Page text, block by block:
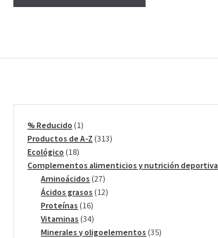
% Reducido 11
producto
Productos de A-Z 313313
Ecológico 1818
productos
Complementos alimenticios y nutrición deportiva
Aminoácidos 2727
productos
Ácidos grasos 1212
Proteínas 1616
productos
Vitaminas 3434
productos
Minerales y oligoelementos 3535